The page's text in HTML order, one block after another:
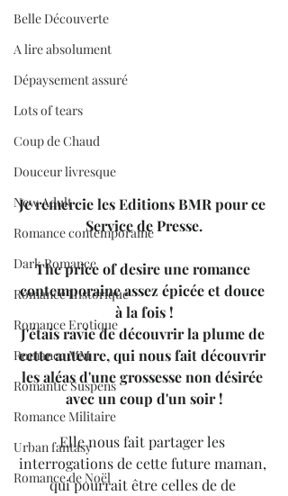
Belle Découverte
A lire absolument
Dépaysement assuré
Lots of tears
Coup de Chaud
Douceur livresque
New Adult
Romance contemporaine
Dark Romance
Romance Historique
Romance Erotique
Romance MM
Romantic Suspens
Romance Militaire
Urban fantasy
Romance de Noël
Je remercie les Editions BMR pour ce
Service de Presse.
The price of desire une romance
contemporaine assez épicée et douce
à la fois !
J'étais ravie de découvrir la plume de
cette auteure, qui nous fait découvrir
les aléas d'une grossesse non désirée
avec un coup d'un soir !
Elle nous fait partager les
interrogations de cette future maman,
qui pourrait être celles de de